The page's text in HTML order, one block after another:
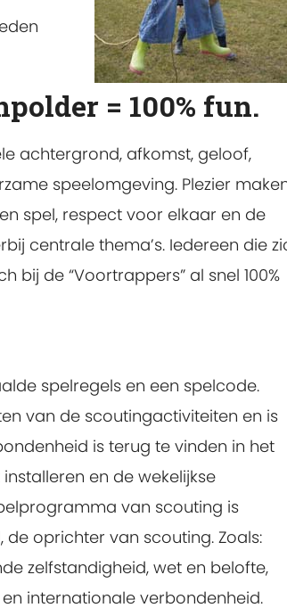
= 100% fun.
achtergrond, afkomst, geloof,
speelomgeving. Plezier
spel, respect voor elkaar en de
centrale thema’s. Iedereen die
bij de “Voortrappers” al snel 100%
spelregels en een spelcode.
van de scoutingactiviteiten en is
is terug te vinden in het
en de wekelijkse
van scouting is
oprichter van scouting. Zoals:
zelfstandigheid, wet en belofte,
internationale verbondenheid.